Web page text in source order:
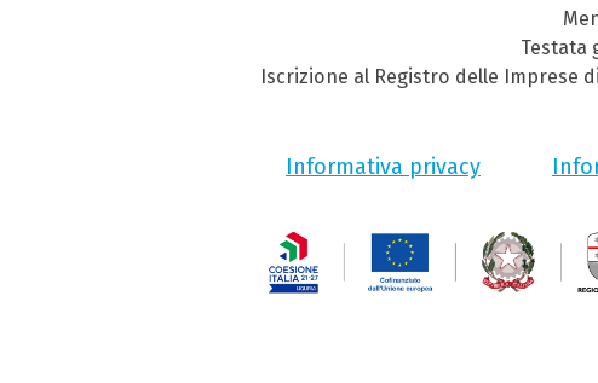
Testata
Iscrizione al Registro delle Imprese
Informativa privacy